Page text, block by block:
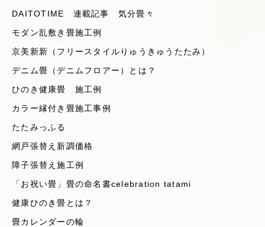
DAITOTIME 連載記事 気分畳々
モダン乱敷き畳施工例
京美新新（フリースタイルりゅうきゅうたたみ）
デニム畳（デニムフロアー）とは？
ひのき健康畳 施工例
カラー縁付き畳施工事例
たたみっふる
網戸張替え新調価格
障子張替え施工例
「お祝い畳」畳の命名書celebration tatami
健康ひのき畳とは？
畳カレンダーの輪